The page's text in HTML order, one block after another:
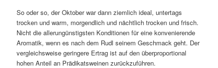
So oder so, der Oktober war dann ziemlich ideal, untertags
trocken und warm, morgendlich und nächtlich trocken und frisch.
Nicht die allerungünstigsten Konditionen für eine konvenierende
Aromatik, wenn es nach dem Rudl seinem Geschmack geht. Der
vergleichsweise geringere Ertrag ist auf den überproportional
hohen Anteil an Prädikatsweinen zurückzuführen.